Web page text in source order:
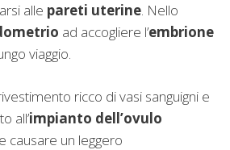
alle pareti uterine. Nello
ad accogliere l’embrione
viaggio.
ricco di vasi sanguigni e
all’impianto dell’ovulo
causare un leggero